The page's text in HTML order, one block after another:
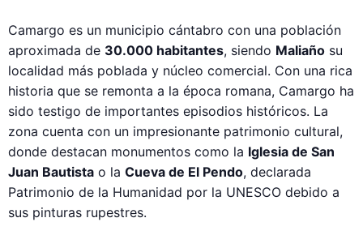
Camargo es un municipio cántabro con una población
aproximada de 30.000 habitantes, siendo Maliaño su
localidad más poblada y núcleo comercial. Con una rica
historia que se remonta a la época romana, Camargo ha
sido testigo de importantes episodios históricos. La
zona cuenta con un impresionante patrimonio cultural,
donde destacan monumentos como la Iglesia de San
Juan Bautista o la Cueva de El Pendo, declarada
Patrimonio de la Humanidad por la UNESCO debido a
sus pinturas rupestres.